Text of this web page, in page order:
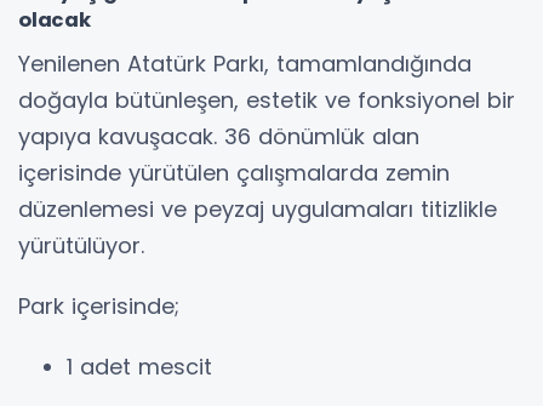
olacak
Yenilenen Atatürk Parkı, tamamlandığında
doğayla bütünleşen, estetik ve fonksiyonel bir
yapıya kavuşacak. 36 dönümlük alan
içerisinde yürütülen çalışmalarda zemin
düzenlemesi ve peyzaj uygulamaları titizlikle
yürütülüyor.
Park içerisinde;
1 adet mescit